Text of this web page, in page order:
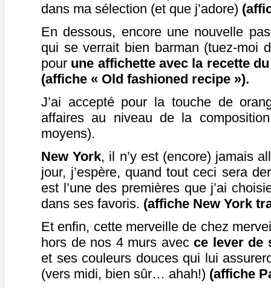
dans ma sélection (et que j’adore)
En dessous, encore une nouvelle
qui se verrait bien barman (tuez-moi
pour une affichette avec la recette
(affiche « Old fashioned recipe »).
J’ai accepté pour la touche de
affaires au niveau de la
moyens).
New York, il n’y est (encore) jamais
jour, j’espère, quand tout ceci sera
est l’une des premières que j’ai
dans ses favoris. (affiche New York
Et enfin, cette merveille de chez
hors de nos 4 murs avecce lever de
et ses couleurs douces qui lui
(vers midi, bien sûr… ahah!) (affiche